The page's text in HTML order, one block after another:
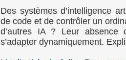
Des systèmes d’intelligence
de code et de contrôler un
d’autres IA ? Leur
s’adapter dynamiquement.